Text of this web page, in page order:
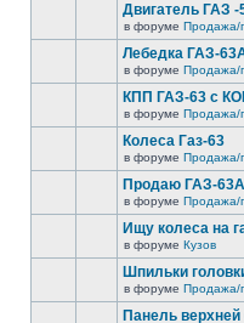
Двигатель ГАЗ -
в форуме Продажа/
Лебедка ГАЗ-
в форуме Продажа/
КПП ГАЗ-63 с
в форуме Продажа/
Колеса Газ-63
в форуме Продажа/
Продаю ГАЗ-63А
в форуме Продажа/
Ищу колеса на
в форуме Кузов
Шпильки
в форуме Продажа/
Панель верхней